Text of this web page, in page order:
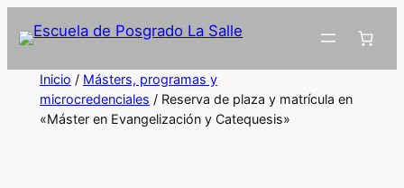
Inicio / Másters, programas y
microcredenciales / Reserva de plaza y matrícula en
«Máster en Evangelización y Catequesis»